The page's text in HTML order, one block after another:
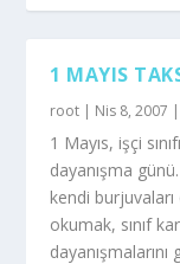
1 MAYIS
root | Nis 8, 2007
1 Mayıs, işçi
dayanışma
kendi
okumak, sınıf